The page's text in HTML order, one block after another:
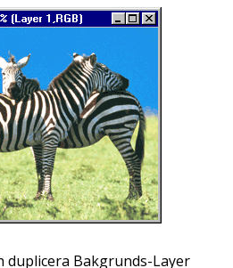
duplicera Bakgrunds-Layer